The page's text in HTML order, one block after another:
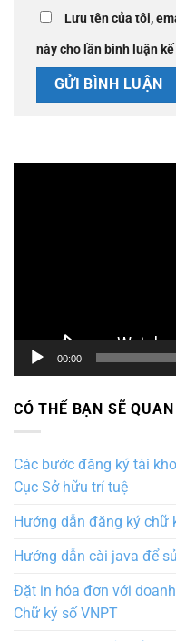
Lưu tên của tôi,
này cho lần bình luận
00:00
CÓ THỂ BẠN SẼ
Các bước đăng ký tài
Cục Sở hữu trí tuệ
Hướng dẫn đăng ký chữ
Hướng dẫn cài java để
Đặt in hóa đơn với
Chữ ký số VNPT